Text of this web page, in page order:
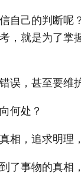
自己的判断呢
，就是为了掌
误，甚至要
何处？
相，追求明理
了事物的真相